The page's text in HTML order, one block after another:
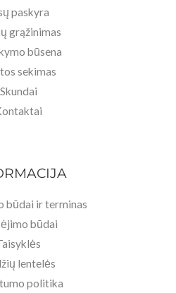
paskyra
grąžinimas
būsena
sekimas
Skundai
būdai ir terminas
būdai
lentelės
politika